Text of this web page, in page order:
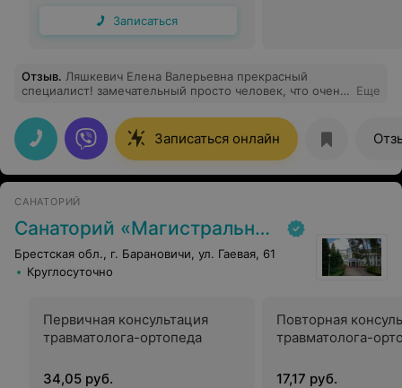
Записаться
Отзыв. Ляшкевич Елена Валерьевна прекрасный
специалист! замечательный просто человек, что очень
позволяет чувствовать себя комфортно! очень
благодарна за прием, подход, за рекомендации по
лечению!
Еще
Записаться онлайн
САНАТОРИЙ
Санаторий «Магистральный»
Брестская обл., г. Барановичи, ул. Гаевая, 61
Круглосуточно
Первичная консультация
травматолога-ортопеда
34,05 руб.
Повторная
травматолога-
17,17 руб.